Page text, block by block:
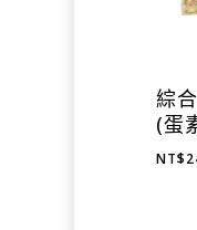
綜
(蛋
NT$